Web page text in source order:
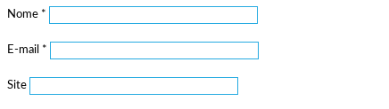
Nome *
E-mail *
Site